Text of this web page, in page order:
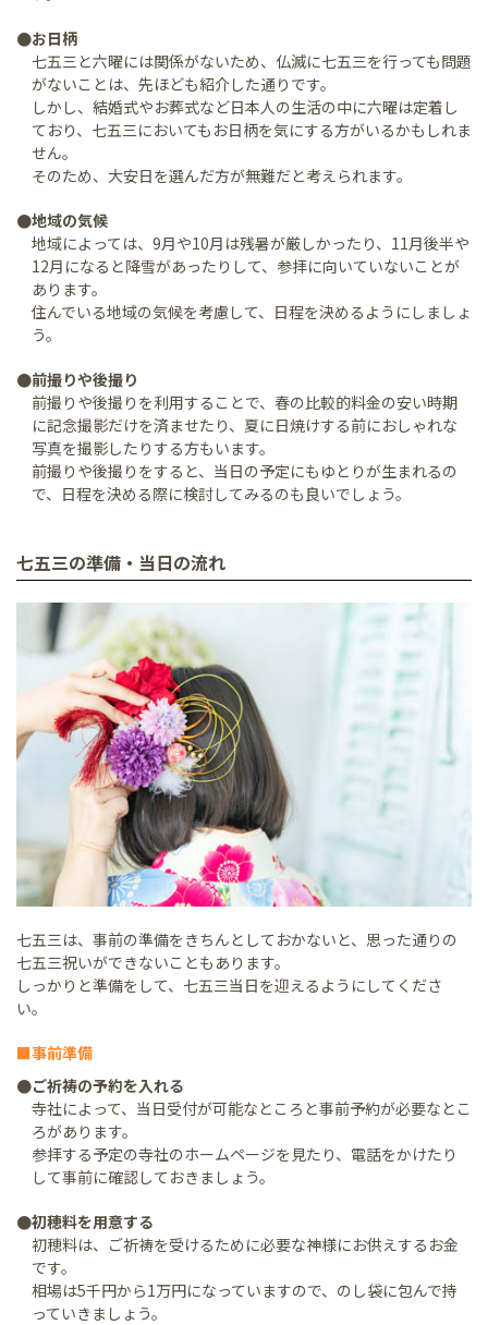
●お日柄
七五三と六曜には関係がないため、仏滅に七五三を行っても問題
がないことは、先ほども紹介した通りです。
しかし、結婚式やお葬式など日本人の生活の中に六曜は定着し
ており、七五三においてもお日柄を気にする方がいるかもしれま
せん。
そのため、大安日を選んだ方が無難だと考えられます。
●地域の気候
地域によっては、9月や10月は残暑が厳しかったり、11月後半や
12月になると降雪があったりして、参拝に向いていないことが
あります。
住んでいる地域の気候を考慮して、日程を決めるようにしましょ
う。
●前撮りや後撮り
前撮りや後撮りを利用することで、春の比較的料金の安い時期
に記念撮影だけを済ませたり、夏に日焼けする前におしゃれな
写真を撮影したりする方もいます。
前撮りや後撮りをすると、当日の予定にもゆとりが生まれるの
で、日程を決める際に検討してみるのも良いでしょう。
七五三の準備・当日の流れ
七五三は、事前の準備をきちんとしておかないと、思った通りの
七五三祝いができないこともあります。
しっかりと準備をして、七五三当日を迎えるようにしてくださ
い。
■事前準備
●ご祈祷の予約を入れる
寺社によって、当日受付が可能なところと事前予約が必要なとこ
ろがあります。
参拝する予定の寺社のホームページを見たり、電話をかけたり
して事前に確認しておきましょう。
●初穂料を用意する
初穂料は、ご祈祷を受けるために必要な神様にお供えするお金
です。
相場は5千円から1万円になっていますので、のし袋に包んで持
っていきましょう。